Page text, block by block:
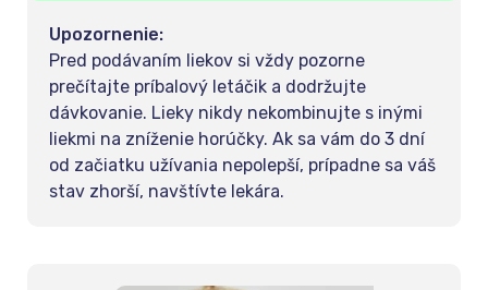
Upozornenie:
Pred podávaním liekov si vždy pozorne
prečítajte príbalový letáčik a dodržujte
dávkovanie. Lieky nikdy nekombinujte s inými
liekmi na zníženie horúčky. Ak sa vám do 3 dní
od začiatku užívania nepolepší, prípadne sa váš
stav zhorší, navštívte lekára.